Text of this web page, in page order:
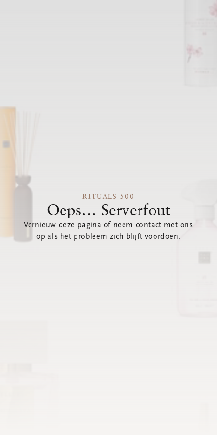
RITUALS 500
Oeps… Serverfout
Vernieuw deze pagina of neem contact met ons
op als het probleem zich blijft voordoen.